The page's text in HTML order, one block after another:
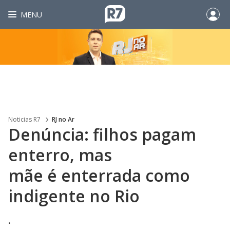
MENU
Noticias R7 RJ no Ar
Denúncia: filhos pagam
enterro, mas
mãe é enterrada como
indigente no Rio
.